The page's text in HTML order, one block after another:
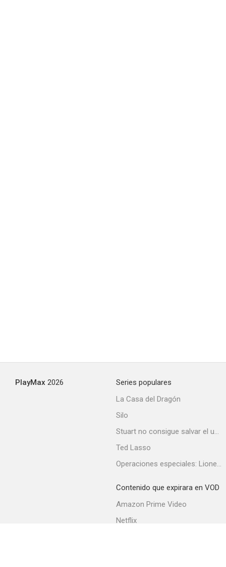
PlayMax 2026
Series populares
La Casa del Dragón
Silo
Stuart no consigue salvar el universo
Ted Lasso
Operaciones especiales: Lioness
Contenido que expirara en VOD
Amazon Prime Video
Netflix